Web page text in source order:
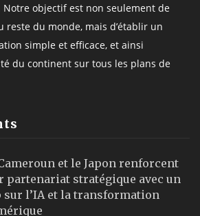
Notre objectif est non seulement de
reste du monde, mais d’établir un
simple et efficace, et ainsi
du continent sur tous les plans de
et le Japon renforcent
partenariat stratégique avec un
sur l’IA et la transformation